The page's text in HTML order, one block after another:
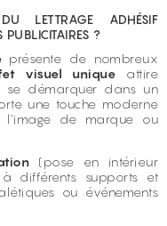
LETTRAGE ADHÉSIF
?
présente de nombreux
visuel unique attire
se démarquer dans un
une touche moderne
de marque ou
(pose en intérieur
différents supports et
ou événements